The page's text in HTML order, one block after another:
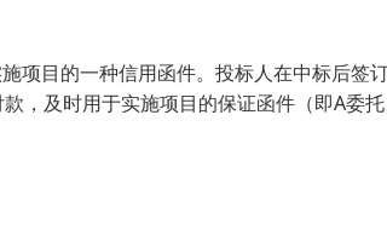
项目的一种信用函件。投标人在中标后签
，及时用于实施项目的保证函件（即A委托